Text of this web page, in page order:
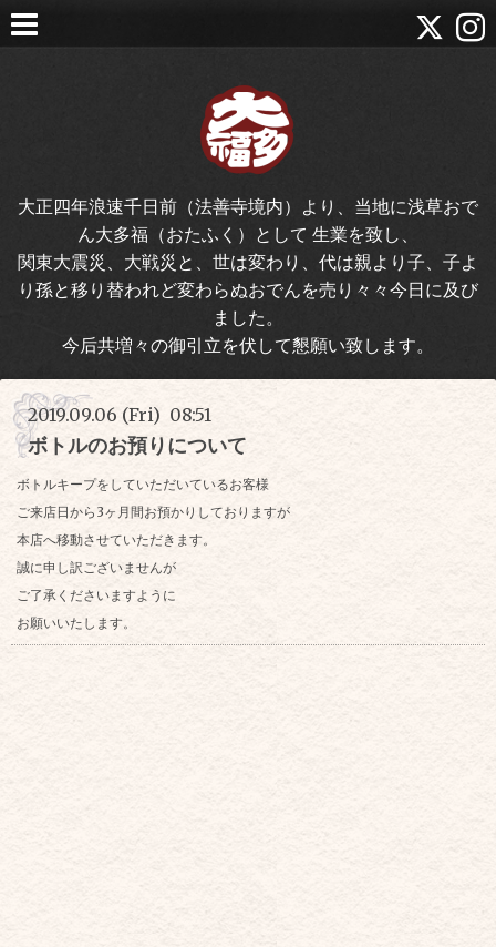
大正四年浪速千日前（法善寺境内）より、当地に浅草おで
ん大多福（おたふく）として 生業を致し、
関東大震災、大戦災と、世は変わり、代は親より子、子よ
り孫と移り替われど変わらぬおでんを売り々々今日に及び
ました。
今后共増々の御引立を伏して懇願い致します。
2019.09.06 (Fri) 08:51
ボトルのお預りについて
ボトルキープをしていただいているお客様
ご来店日から3ヶ月間お預かりしておりますが
本店へ移動させていただきます。
誠に申し訳ございませんが
ご了承くださいますように
お願いいたします。